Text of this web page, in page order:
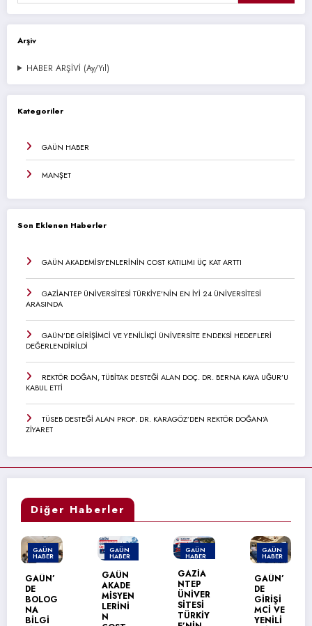
Arşiv
HABER ARŞİVİ (Ay/Yıl)
Kategoriler
GAÜN HABER
MANŞET
Son Eklenen Haberler
GAÜN AKADEMİSYENLERİNİN COST KATILIMI ÜÇ KAT ARTTI
GAZİANTEP ÜNİVERSİTESİ TÜRKİYE’NİN EN İYİ 24 ÜNİVERSİTESİ
ARASINDA
GAÜN’DE GİRİŞİMCİ VE YENİLİKÇİ ÜNİVERSİTE ENDEKSİ HEDEFLERİ
DEĞERLENDİRİLDİ
REKTÖR DOĞAN, TÜBİTAK DESTEĞİ ALAN DOÇ. DR. BERNA KAYA UĞUR’U
KABUL ETTİ
TÜSEB DESTEĞİ ALAN PROF. DR. KARAGÖZ’DEN REKTÖR DOĞAN’A
ZİYARET
Diğer Haberler
GAÜN
HABER
GAÜN
AKADE
MİSYEN
LERİNİ
N
GAÜN
HABER
MANŞET
GAZİA
NTEP
ÜNİVER
SİTESİ
TÜRKİY
GAÜN
HABER
GAÜN’
DE
GİRİŞİ
MCİ VE
YENİLİ
GAÜN
HABER
REKTÖ
R
DOĞAN
,
TÜBİT